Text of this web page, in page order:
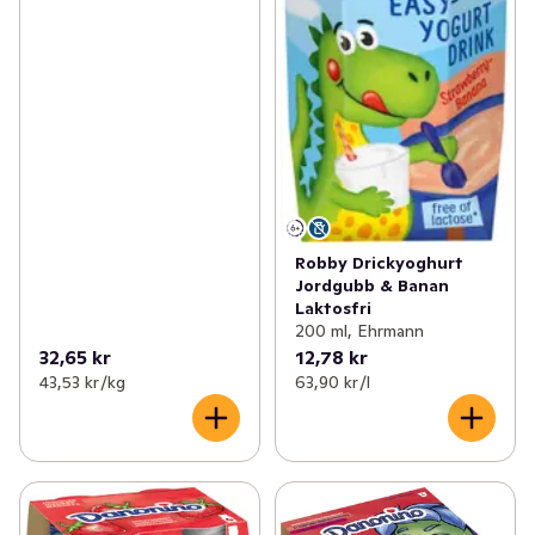
32,65 kr
43,53 kr /kg
Robby Drickyoghurt
Jordgubb & Banan
Laktosfri
200 ml, Ehrmann
12,78 kr
63,90 kr /l